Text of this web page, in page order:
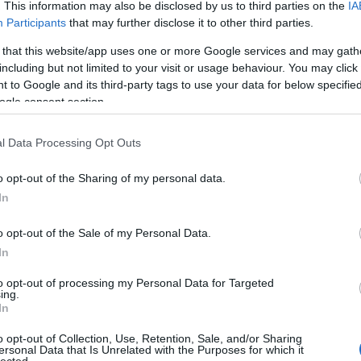
This information may also be disclosed by us to third parties on the
Participants that may further disclose it to other third parties.
that this website/app uses one or more Google services and may
but not limited to your visit or usage behaviour. You may
to Google and its third-party tags to use your data for below
consent section.
Data Processing Opt Outs
opt-out of the Sharing of my personal data.
opt-out of the Sale of my Personal Data.
opt-out of processing my Personal Data for Targeted
opt-out of Collection, Use, Retention, Sale, and/or Sharing
Data that Is Unrelated with the Purposes for which it